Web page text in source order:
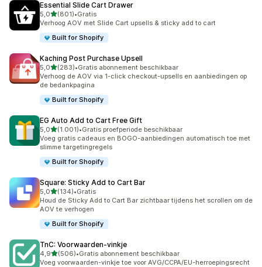
Essential Slide Cart Drawer
5,0van 5 sterren
(801)
801 recensies in totaal
•Gratis
Verhoog AOV met Slide Cart upsells & sticky add to cart
Built for Shopify
Kaching Post Purchase Upsell
5,0van 5 sterren
(283)
283 recensies in totaal
•Gratis abonnement beschikbaar
Verhoog de AOV via 1-click checkout-upsells en aanbiedingen op
de bedankpagina
Built for Shopify
EG Auto Add to Cart Free Gift
5,0van 5 sterren
(1.001)
1001 recensies in totaal
•Gratis proefperiode beschikbaar
Voeg gratis cadeaus en BOGO-aanbiedingen automatisch toe met
slimme targetingregels
Built for Shopify
Square: Sticky Add to Cart Bar
5,0van 5 sterren
(134)
134 recensies in totaal
•Gratis
Houd de Sticky Add to Cart Bar zichtbaar tijdens het scrollen om de
AOV te verhogen
Built for Shopify
TnC: Voorwaarden‑vinkje
4,9van 5 sterren
(506)
506 recensies in totaal
•Gratis abonnement beschikbaar
Voeg voorwaarden-vinkje toe voor AVG/CCPA/EU-herroepingsrecht